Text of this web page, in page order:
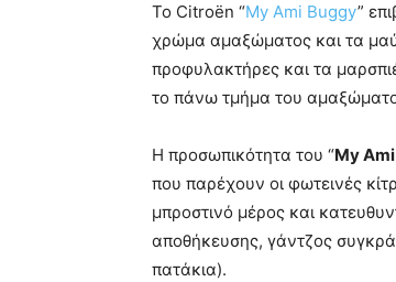
Το Citroën “My Ami Buggy”
χρώμα αμαξώματος και τα
προφυλακτήρες και τα
το πάνω τμήμα του
Η προσωπικότητα του “My
που παρέχουν οι φωτεινές
μπροστινό μέρος και
αποθήκευσης, γάντζος
πατάκια).